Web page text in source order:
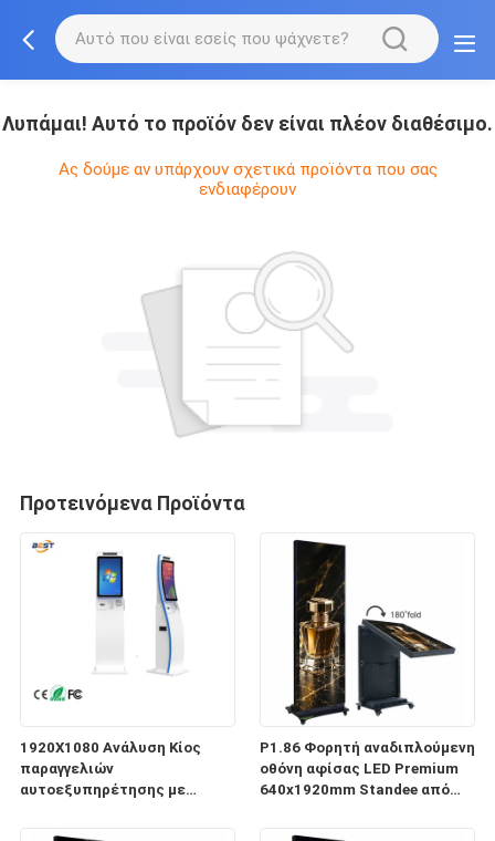
Λυπάμαι! Αυτό το προϊόν δεν είναι πλέον διαθέσιμο.
Ας δούμε αν υπάρχουν σχετικά προϊόντα που σας
ενδιαφέρουν
Προτεινόμενα Προϊόντα
1920X1080 Ανάλυση Κίος
παραγγελιών
αυτοεξυπηρέτησης με
και μοντέρνα πρόσθετα
P1.86 Φορητή αναδιπλούμενη
οθόνη αφίσας LED Premium
640x1920mm Standee από